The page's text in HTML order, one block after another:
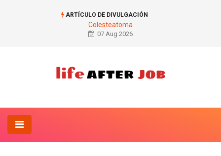
ARTÍCULO DE DIVULGACIÓN
Colesteatoma
07 Aug 2026